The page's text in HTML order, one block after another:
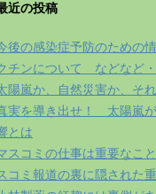
近の投稿
後の感染症予防のための
チンについて などなど・
陽嵐か、自然災害か、そ
実を導き出せ！ 太陽嵐
とは
スコミの仕事は重要なこ
コミ報道の裏に隠された